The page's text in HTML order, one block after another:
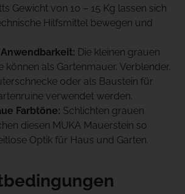
Gewicht von 10 – 15 Kg lassen sich
Hilfsmittel bewegen und
Die kleinen grauen
können als Gartenmauer, Verblender,
oder als Baustein für
verwendet werden.
Farbtöne: Schlichten grauen
diesen MUKA Mauerstein so
Optik für Haus und Garten.